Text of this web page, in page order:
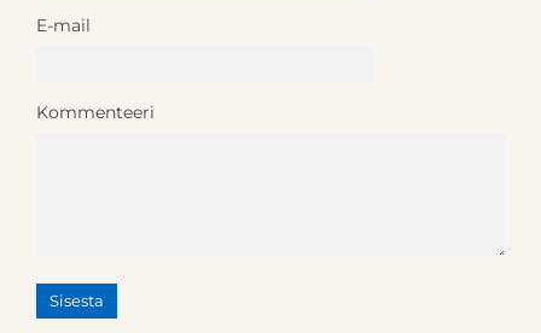
E-mail
Kommenteeri